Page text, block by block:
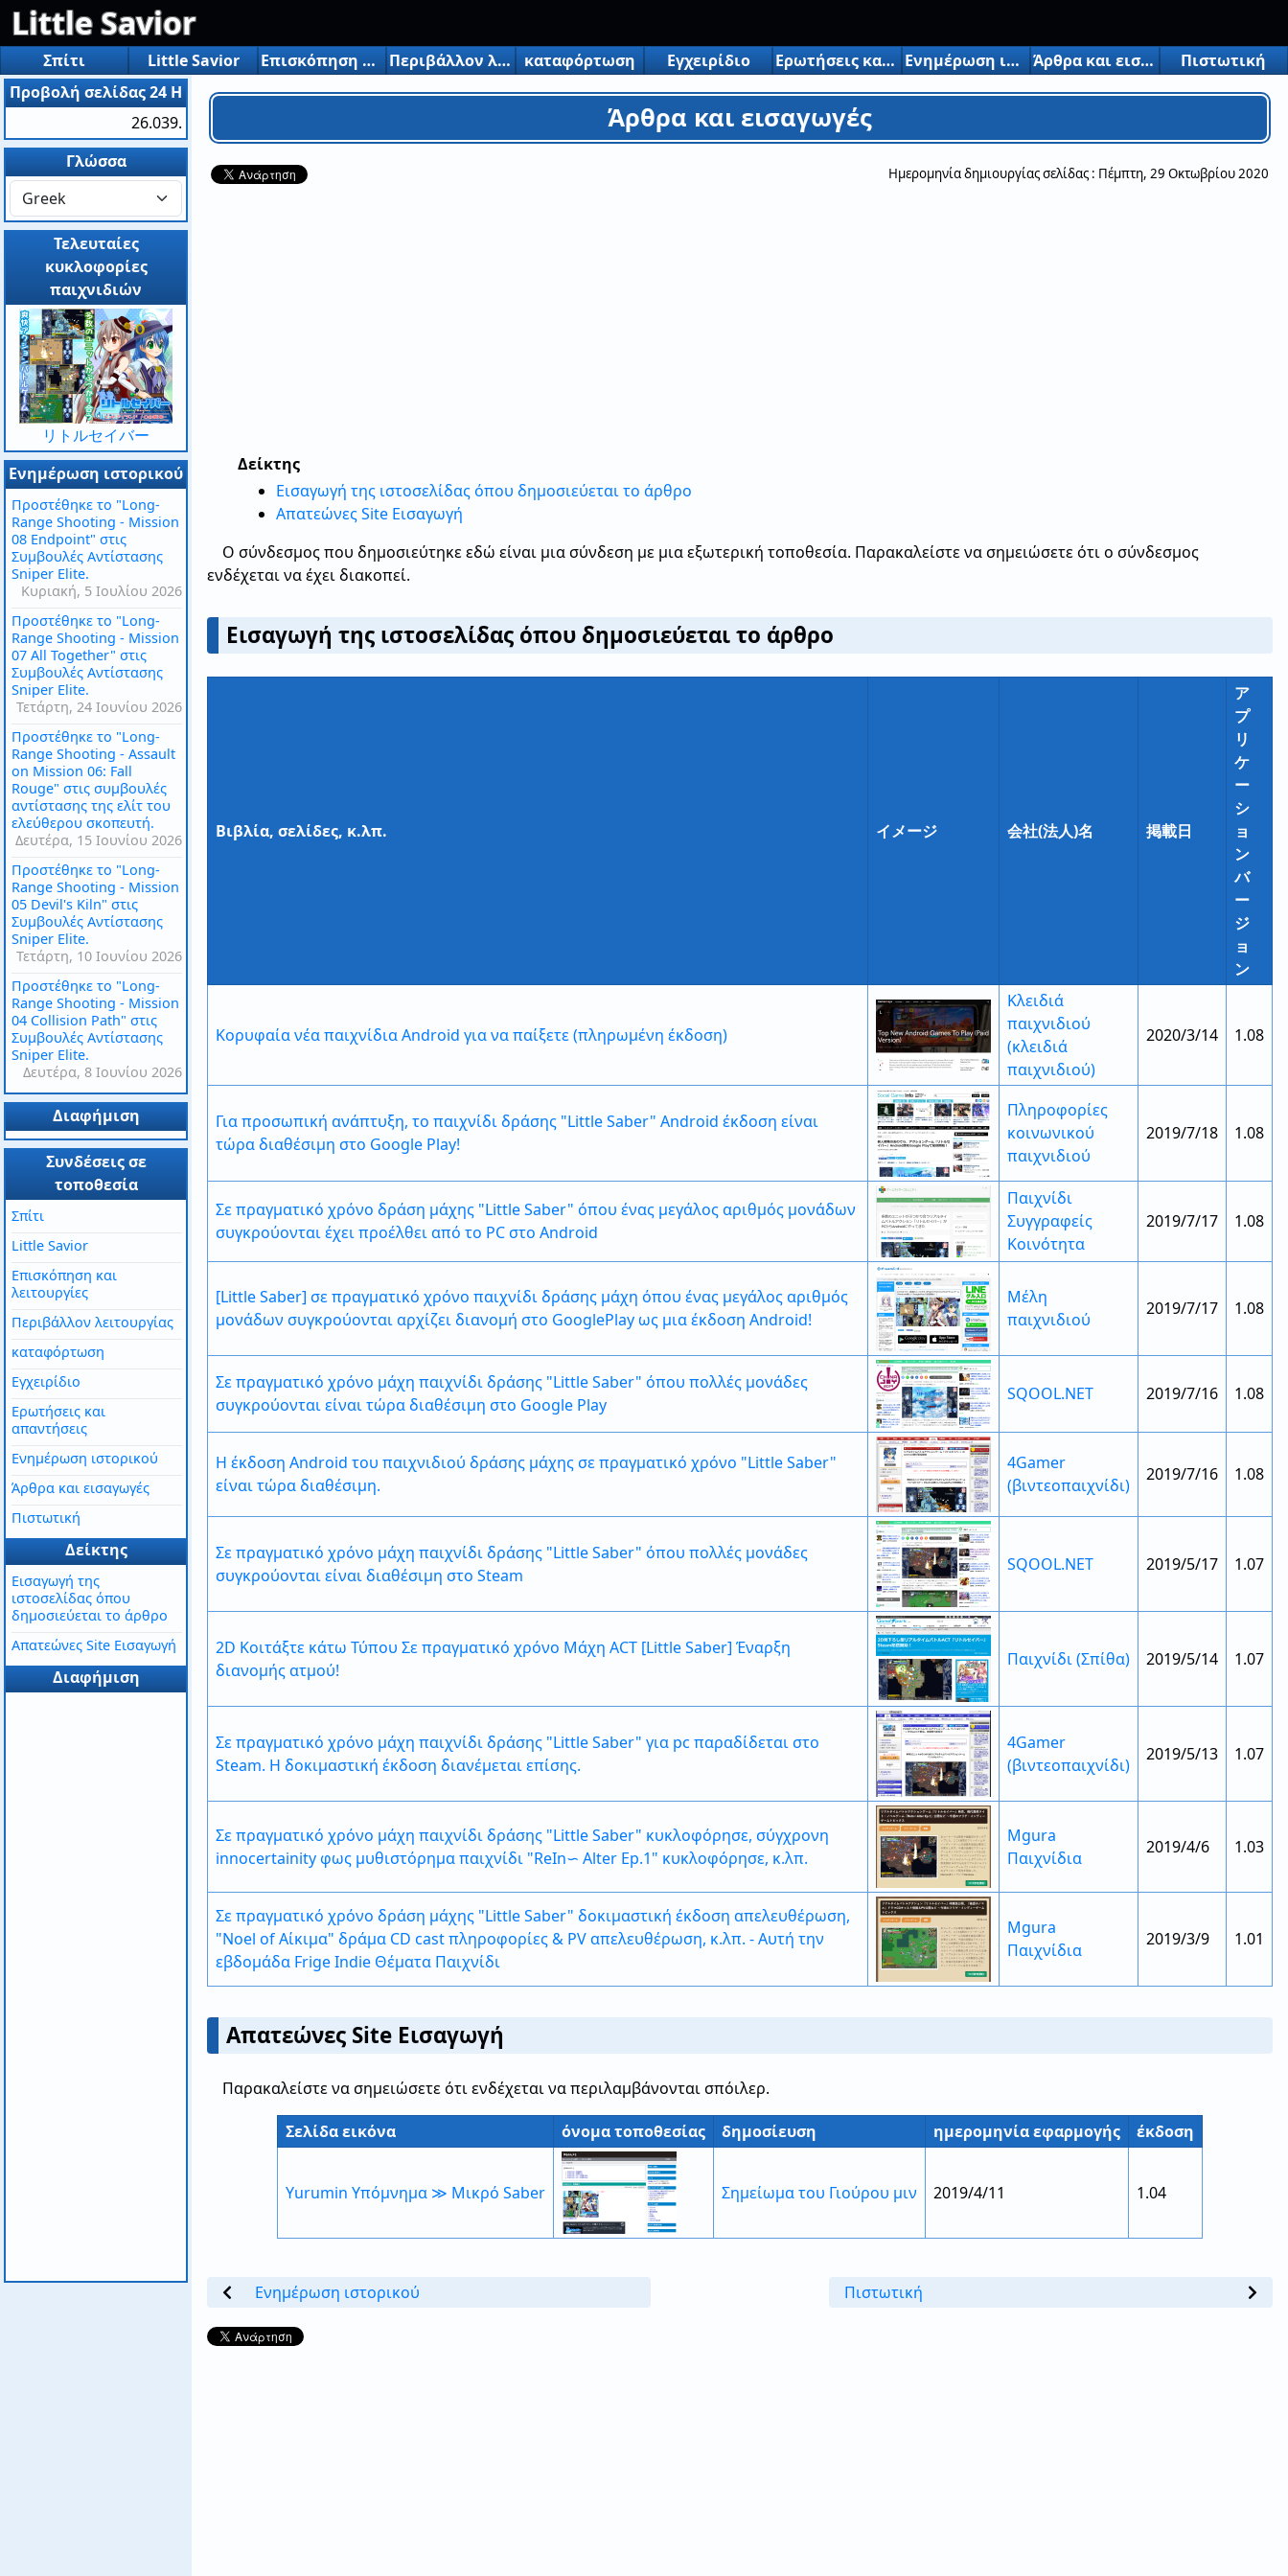
Little Savior
Σπίτι Little Savior Επισκόπηση και λειτουργίες Περιβάλλον λειτουργίας καταφόρτωση Εγχειρίδιο Ερωτήσεις και απαντήσεις Ενημέρωση ιστορικού Άρθρα και εισαγωγές Πιστωτική
Άρθρα και εισαγωγές
Ημερομηνία δημιουργίας σελίδας : Πέμπτη, 29 Οκτωβρίου 2020
Δείκτης
Εισαγωγή της ιστοσελίδας όπου δημοσιεύεται το άρθρο
Απατεώνες Site Εισαγωγή
Ο σύνδεσμος που δημοσιεύτηκε εδώ είναι μια σύνδεση με μια εξωτερική τοποθεσία. Παρακαλείστε να σημειώσετε ότι ο σύνδεσμος
ενδέχεται να έχει διακοπεί.
Εισαγωγή της ιστοσελίδας όπου δημοσιεύεται το άρθρο
Βιβλία, σελίδες, κ.λπ. イメージ 会社(法人)名 掲載日
ア
プ
リ
ケ
ー
シ
ョ
ン
バ
ー
ジ
ョ
ン
Κορυφαία νέα παιχνίδια Android για να παίξετε (πληρωμένη έκδοση)
Κλειδιά
παιχνιδιού
(κλειδιά
παιχνιδιού)
2020/3/14 1.08
Για προσωπική ανάπτυξη, το παιχνίδι δράσης "Little Saber" Android έκδοση είναι
τώρα διαθέσιμη στο Google Play!
Πληροφορίες
κοινωνικού
παιχνιδιού
2019/7/18 1.08
Σε πραγματικό χρόνο δράση μάχης "Little Saber" όπου ένας μεγάλος αριθμός μονάδων
συγκρούονται έχει προέλθει από το PC στο Android
Παιχνίδι
Συγγραφείς
Κοινότητα
2019/7/17 1.08
[Little Saber] σε πραγματικό χρόνο παιχνίδι δράσης μάχη όπου ένας μεγάλος αριθμός
μονάδων συγκρούονται αρχίζει διανομή στο GooglePlay ως μια έκδοση Android!
Μέλη
παιχνιδιού
2019/7/17 1.08
Σε πραγματικό χρόνο μάχη παιχνίδι δράσης "Little Saber" όπου πολλές μονάδες
συγκρούονται είναι τώρα διαθέσιμη στο Google Play
SQOOL.NET 2019/7/16 1.08
Η έκδοση Android του παιχνιδιού δράσης μάχης σε πραγματικό χρόνο "Little Saber"
είναι τώρα διαθέσιμη.
4Gamer
(βιντεοπαιχνίδι)
2019/7/16 1.08
Σε πραγματικό χρόνο μάχη παιχνίδι δράσης "Little Saber" όπου πολλές μονάδες
συγκρούονται είναι διαθέσιμη στο Steam
SQOOL.NET 2019/5/17 1.07
2D Κοιτάξτε κάτω Τύπου Σε πραγματικό χρόνο Μάχη ACT [Little Saber] Έναρξη
διανομής ατμού!
Παιχνίδι (Σπίθα) 2019/5/14 1.07
Σε πραγματικό χρόνο μάχη παιχνίδι δράσης "Little Saber" για pc παραδίδεται στο
Steam. Η δοκιμαστική έκδοση διανέμεται επίσης.
4Gamer
(βιντεοπαιχνίδι)
2019/5/13 1.07
Σε πραγματικό χρόνο μάχη παιχνίδι δράσης "Little Saber" κυκλοφόρησε, σύγχρονη
innocertainity φως μυθιστόρημα παιχνίδι "ReIn∽ Alter Ep.1" κυκλοφόρησε, κ.λπ.
Mgura
Παιχνίδια
2019/4/6 1.03
Σε πραγματικό χρόνο δράση μάχης "Little Saber" δοκιμαστική έκδοση απελευθέρωση,
"Noel of Aίκιμα" δράμα CD cast πληροφορίες & PV απελευθέρωση, κ.λπ. - Αυτή την
εβδομάδα Frige Indie Θέματα Παιχνίδι
Mgura
Παιχνίδια
2019/3/9 1.01
Απατεώνες Site Εισαγωγή
Παρακαλείστε να σημειώσετε ότι ενδέχεται να περιλαμβάνονται σπόιλερ.
Σελίδα εικόνα όνομα τοποθεσίας δημοσίευση ημερομηνία εφαρμογής έκδοση
Yurumin Υπόμνημα ≫ Μικρό Saber Σημείωμα του Γιούρου μιν 2019/4/11 1.04
Ενημέρωση ιστορικού Πιστωτική
Προβολή σελίδας 24 H
26.039.
Γλώσσα
Τελευταίες
κυκλοφορίες
παιχνιδιών
リトルセイバー
Ενημέρωση ιστορικού
Προστέθηκε το "Long-
Range Shooting - Mission
08 Endpoint" στις
Συμβουλές Αντίστασης
Sniper Elite.
Κυριακή, 5 Ιουλίου 2026
Προστέθηκε το "Long-
Range Shooting - Mission
07 All Together" στις
Συμβουλές Αντίστασης
Sniper Elite.
Τετάρτη, 24 Ιουνίου 2026
Προστέθηκε το "Long-
Range Shooting - Assault
on Mission 06: Fall
Rouge" στις συμβουλές
αντίστασης της ελίτ του
ελεύθερου σκοπευτή.
Δευτέρα, 15 Ιουνίου 2026
Προστέθηκε το "Long-
Range Shooting - Mission
05 Devil's Kiln" στις
Συμβουλές Αντίστασης
Sniper Elite.
Τετάρτη, 10 Ιουνίου 2026
Προστέθηκε το "Long-
Range Shooting - Mission
04 Collision Path" στις
Συμβουλές Αντίστασης
Sniper Elite.
Δευτέρα, 8 Ιουνίου 2026
Διαφήμιση
Συνδέσεις σε
τοποθεσία
Σπίτι
Little Savior
Επισκόπηση και
λειτουργίες
Περιβάλλον λειτουργίας
καταφόρτωση
Εγχειρίδιο
Ερωτήσεις και
απαντήσεις
Ενημέρωση ιστορικού
Άρθρα και εισαγωγές
Πιστωτική
Δείκτης
Εισαγωγή της
ιστοσελίδας όπου
δημοσιεύεται το άρθρο
Απατεώνες Site Εισαγωγή
Διαφήμιση